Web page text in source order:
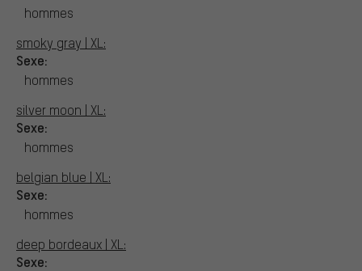
hommes
smoky gray | XL:
Sexe:
hommes
silver moon | XL:
Sexe:
hommes
belgian blue | XL:
Sexe:
hommes
deep bordeaux | XL:
Sexe: